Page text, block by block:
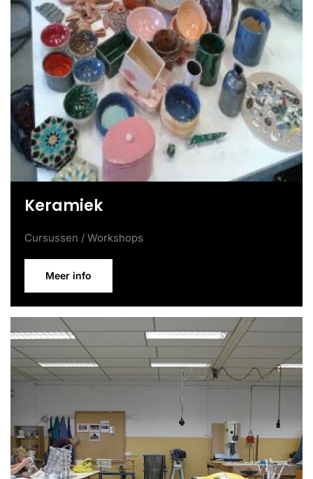
Keramiek
Cursussen / Workshops
Meer info